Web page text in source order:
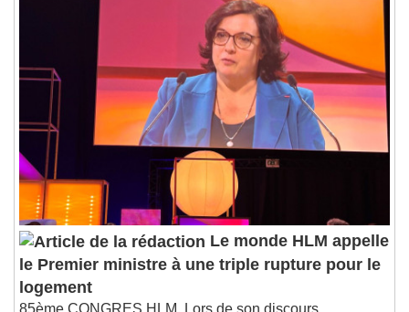
Le monde HLM appelle
le Premier ministre à une triple rupture pour le
logement